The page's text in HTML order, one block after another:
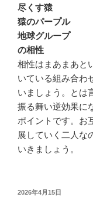
尽くす猿
猿のパープル
地球グループ
の相性
相性はまあまあと
いている組み合わ
いましょう。とは
振る舞い逆効果に
ポイントです。お
展していく二人な
いきましょう。
投
2026年4月15日